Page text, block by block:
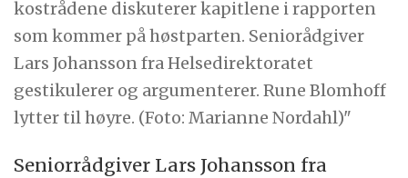
kostrådene diskuterer kapitlene i rapporten
som kommer på høstparten. Seniorådgiver
Lars Johansson fra Helsedirektoratet
gestikulerer og argumenterer. Rune Blomhoff
lytter til høyre. (Foto: Marianne Nordahl)"
Seniorrådgiver Lars Johansson fra